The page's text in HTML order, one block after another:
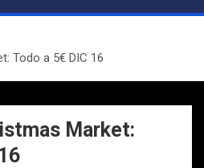
Todo a 5€ DIC 16
Market: